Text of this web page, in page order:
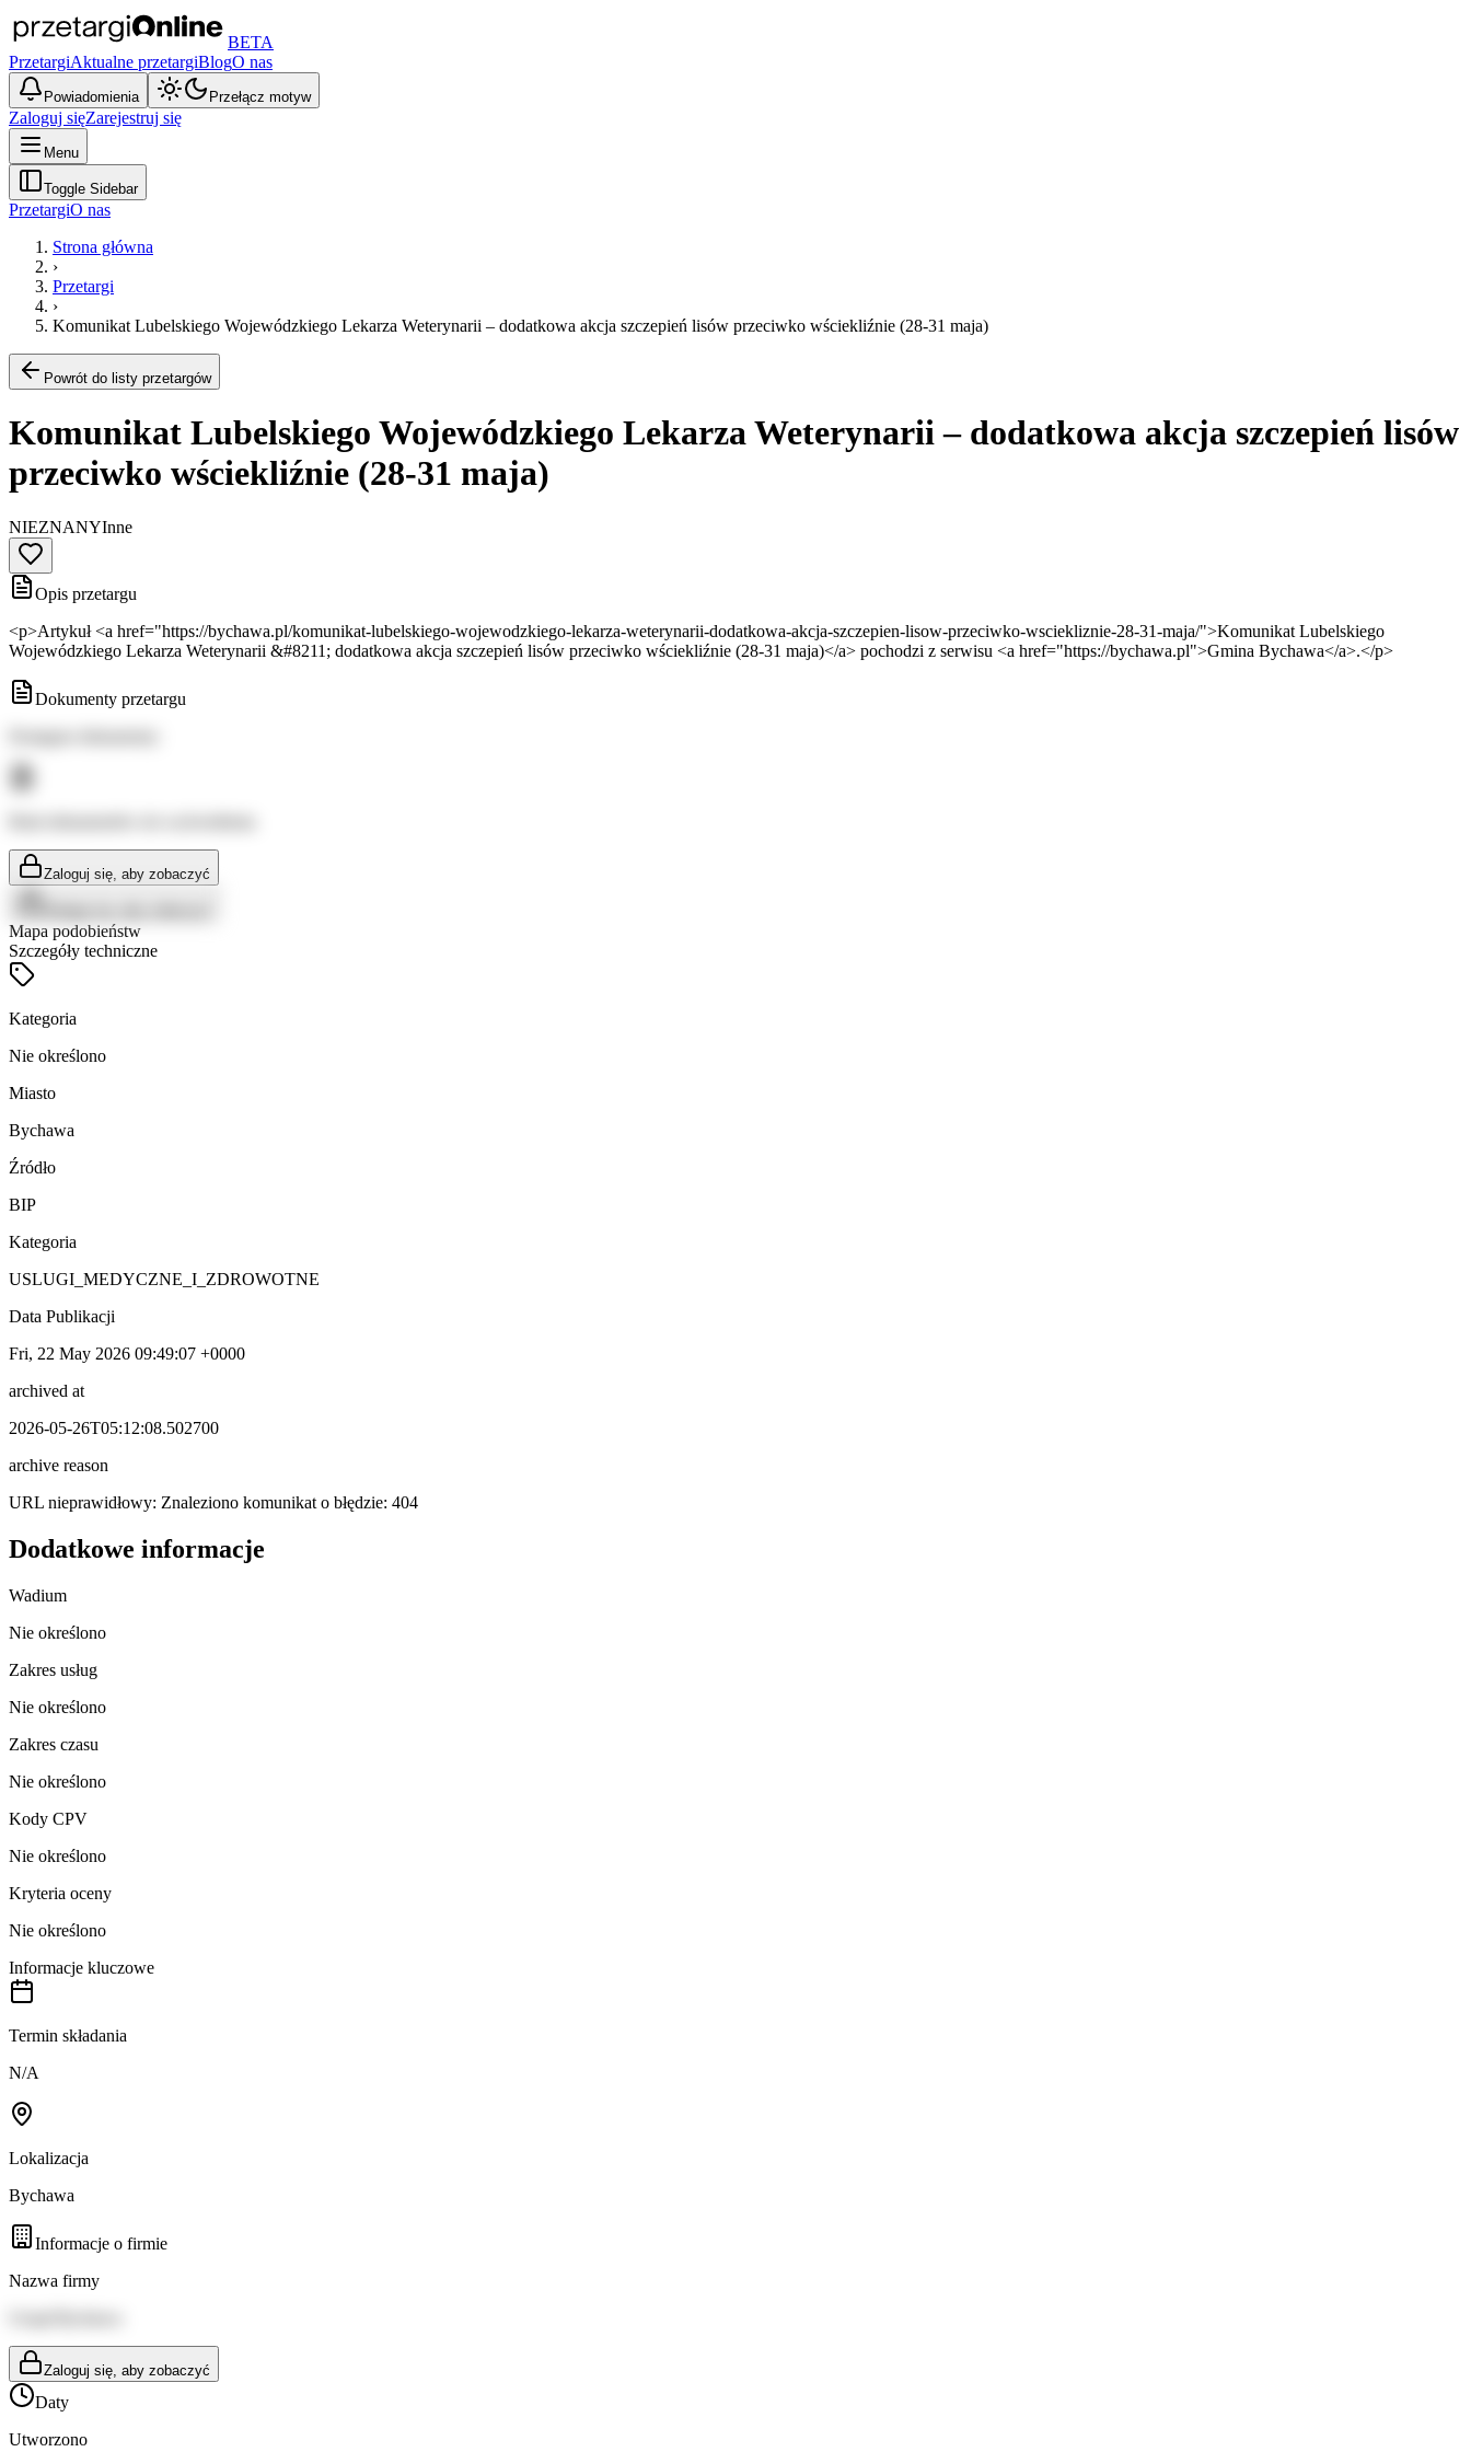
BETA
PrzetargiAktualne przetargiBlogO nas
Powiadomienia Przełącz motyw
Zaloguj sięZarejestruj się
Menu
Toggle Sidebar
PrzetargiO nas
Strona główna
›
Przetargi
›
Komunikat Lubelskiego Wojewódzkiego Lekarza Weterynarii – dodatkowa akcja szczepień lisów przeciwko wściekliźnie (28-31 maja)
Powrót do listy przetargów
Komunikat Lubelskiego Wojewódzkiego Lekarza Weterynarii – dodatkowa akcja szczepień lisów
przeciwko wściekliźnie (28-31 maja)
NIEZNANYInne
Opis przetargu
<p>Artykuł <a href="https://bychawa.pl/komunikat-lubelskiego-wojewodzkiego-lekarza-weterynarii-dodatkowa-akcja-szczepien-lisow-przeciwko-wsciekliznie-28-31-maja/">Komunikat Lubelskiego
Wojewódzkiego Lekarza Weterynarii &#8211; dodatkowa akcja szczepień lisów przeciwko wściekliźnie (28-31 maja)</a> pochodzi z serwisu <a href="https://bychawa.pl">Gmina Bychawa</a>.</p>
Dokumenty przetargu
Zaloguj się, aby zobaczyć
Mapa podobieństw
Szczegóły techniczne
Kategoria
Nie określono
Miasto
Bychawa
Źródło
BIP
Kategoria
USLUGI_MEDYCZNE_I_ZDROWOTNE
Data Publikacji
Fri, 22 May 2026 09:49:07 +0000
archived at
2026-05-26T05:12:08.502700
archive reason
URL nieprawidłowy: Znaleziono komunikat o błędzie: 404
Dodatkowe informacje
Wadium
Nie określono
Zakres usług
Nie określono
Zakres czasu
Nie określono
Kody CPV
Nie określono
Kryteria oceny
Nie określono
Informacje kluczowe
Termin składania
N/A
Lokalizacja
Bychawa
Informacje o firmie
Nazwa firmy
Zaloguj się, aby zobaczyć
Daty
Utworzono